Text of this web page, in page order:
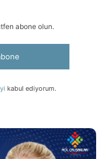
abone olun.
kabul ediyorum.